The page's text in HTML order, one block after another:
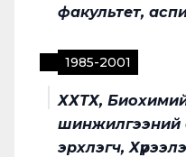
факультет,
1985-2001
ХХТХ,
шинжилгээний
эрхлэгч,